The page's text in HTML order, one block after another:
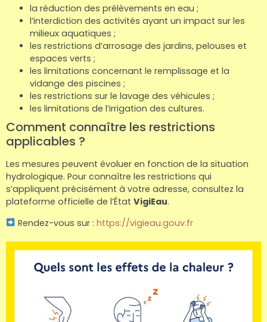
de-l'Auche
de-l'Auche
de-l'Auche
de-l'Auche
de-l'Auche
de-l'Auche
la réduction des prélèvements en eau ;
l’interdiction des activités ayant un impact sur les
milieux aquatiques ;
les restrictions d’arrosage des jardins, pelouses et
espaces verts ;
les limitations concernant le remplissage et la
vidange des piscines ;
les restrictions sur le lavage des véhicules ;
les limitations de l’irrigation des cultures.
Comment connaître les restrictions
applicables ?
Les mesures peuvent évoluer en fonction de la situation
hydrologique. Pour connaître les restrictions qui
s’appliquent précisément à votre adresse, consultez la
plateforme officielle de l’État VigiEau.
Rendez-vous sur :https://vigieau.gouv.fr